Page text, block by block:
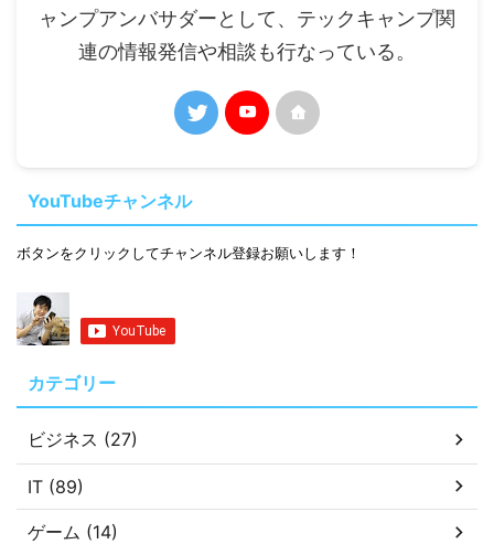
ャンプアンバサダーとして、テックキャンプ関
連の情報発信や相談も行なっている。
YouTubeチャンネル
ボタンをクリックしてチャンネル登録お願いします！
カテゴリー
ビジネス (27)
IT (89)
ゲーム (14)